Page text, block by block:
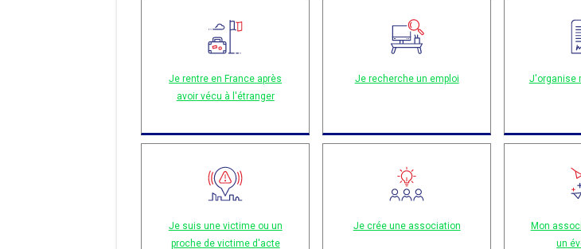
Je rentre en France après
avoir vécu à l'étranger
Je recherche un emploi J'organise
Je suis une victime ou un
proche de victime d'acte
Je crée une association
Mon
un